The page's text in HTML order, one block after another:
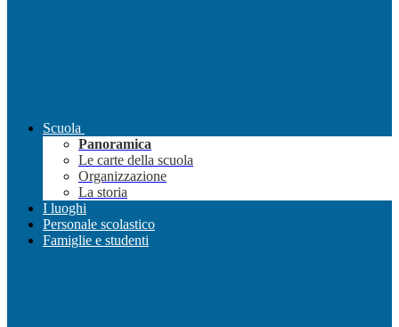
Scuola
Panoramica
Le carte della scuola
Organizzazione
La storia
I luoghi
Personale scolastico
Famiglie e studenti